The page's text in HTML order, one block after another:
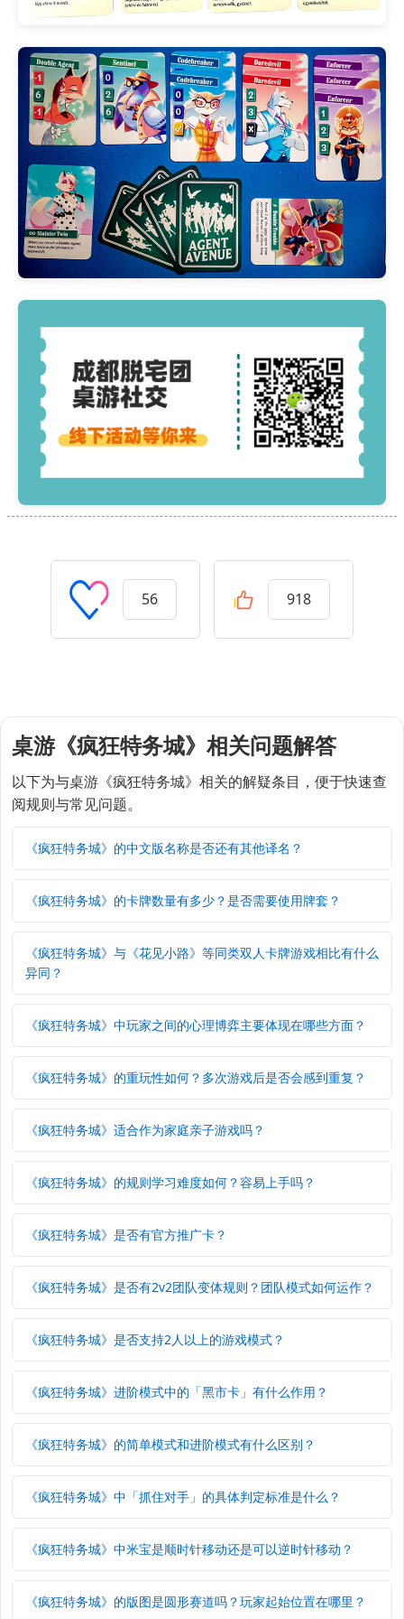
56 918
桌游《疯狂特务城》相关问题解答
以下为与桌游《疯狂特务城》相关的解疑条目，便于快速查
阅规则与常见问题。
《疯狂特务城》的中文版名称是否还有其他译名？
《疯狂特务城》的卡牌数量有多少？是否需要使用牌套？
《疯狂特务城》与《花见小路》等同类双人卡牌游戏相比有什么
异同？
《疯狂特务城》中玩家之间的心理博弈主要体现在哪些方面？
《疯狂特务城》的重玩性如何？多次游戏后是否会感到重复？
《疯狂特务城》适合作为家庭亲子游戏吗？
《疯狂特务城》的规则学习难度如何？容易上手吗？
《疯狂特务城》是否有官方推广卡？
《疯狂特务城》是否有2v2团队变体规则？团队模式如何运作？
《疯狂特务城》是否支持2人以上的游戏模式？
《疯狂特务城》进阶模式中的「黑市卡」有什么作用？
《疯狂特务城》的简单模式和进阶模式有什么区别？
《疯狂特务城》中「抓住对手」的具体判定标准是什么？
《疯狂特务城》中米宝是顺时针移动还是可以逆时针移动？
《疯狂特务城》的版图是圆形赛道吗？玩家起始位置在哪里？